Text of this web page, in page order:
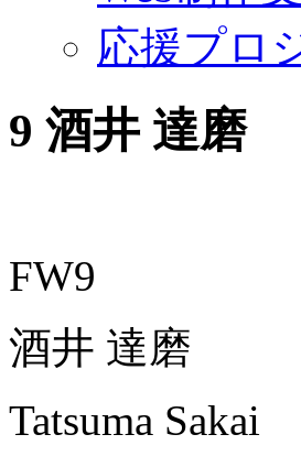
応援プロ
9 酒井 達磨
FW9
酒井 達磨
Tatsuma Sakai